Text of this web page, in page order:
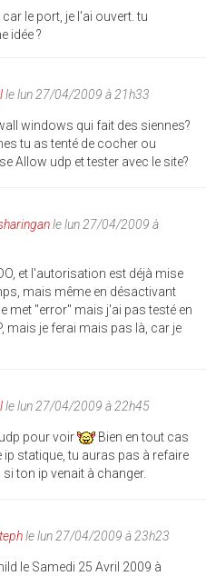
le port, je l'ai ouvert. tu
idée ?
le lun 27/04/2009 à 21h33
windows qui fait des siennes?
tu as tenté de cocher ou
Allow udp et tester avec le site?
le lun 27/04/2009 à
et l'autorisation est déjà mise
mais même en désactivant
met "error" mais j'ai pas testé en
mais je ferai mais pas là, car je
le lun 27/04/2009 à 22h45
pour voir
Bien en tout cas
statique, tu auras pas à refaire
ton ip venait à changer.
le lun 27/04/2009 à 23h23
le Samedi 25 Avril 2009 à